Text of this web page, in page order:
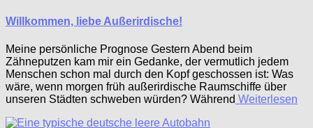
Willkommen, liebe Außerirdische!
Meine persönliche Prognose Gestern Abend beim
Zähneputzen kam mir ein Gedanke, der vermutlich jedem
Menschen schon mal durch den Kopf geschossen ist: Was
wäre, wenn morgen früh außerirdische Raumschiffe über
unseren Städten schweben würden? Während Weiterlesen